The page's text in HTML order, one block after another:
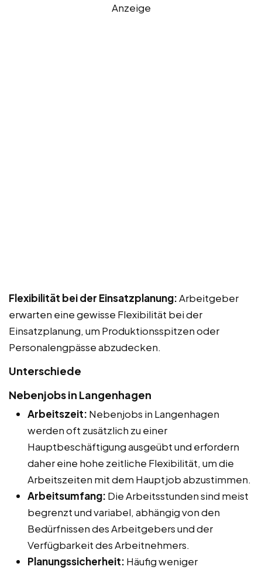
Anzeige
Flexibilität bei der Einsatzplanung:Arbeitgeber
erwarten eine gewisse Flexibilität bei der
Einsatzplanung, um Produktionsspitzen oder
Personalengpässe abzudecken.
Unterschiede
Nebenjobs in Langenhagen
Arbeitszeit: Nebenjobs in Langenhagen
werden oft zusätzlich zu einer
Hauptbeschäftigung ausgeübt und erfordern
daher eine hohe zeitliche Flexibilität, um die
Arbeitszeiten mit dem Hauptjob abzustimmen.
Arbeitsumfang: Die Arbeitsstunden sind meist
begrenzt und variabel, abhängig von den
Bedürfnissen des Arbeitgebers und der
Verfügbarkeit des Arbeitnehmers.
Planungssicherheit: Häufig weniger